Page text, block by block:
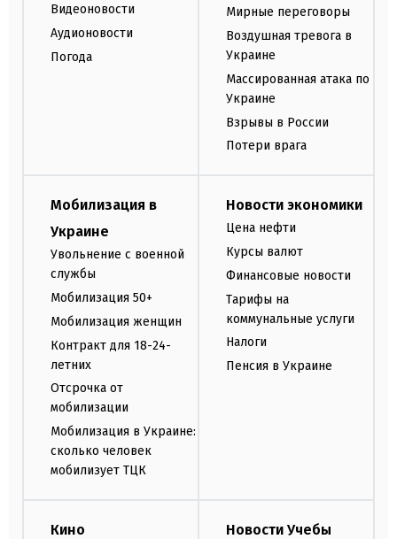
Видеоновости
Аудионовости
Погода
Мирные переговоры
Воздушная тревога в
Украине
Массированная атака по
Украине
Взрывы в России
Потери врага
Мобилизация в
Украине
Увольнение с военной
службы
Мобилизация 50+
Мобилизация женщин
Контракт для 18-24-
летних
Отсрочка от
мобилизации
Мобилизация в Украине:
сколько человек
мобилизует ТЦК
Новости экономики
Цена нефти
Курсы валют
Финансовые новости
Тарифы на
коммунальные услуги
Налоги
Пенсия в Украине
Кино Новости Учебы